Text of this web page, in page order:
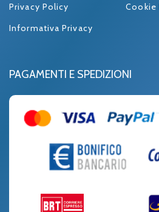
Privacy Policy
Cookie
Informativa Privacy
PAGAMENTI E SPEDIZIONI